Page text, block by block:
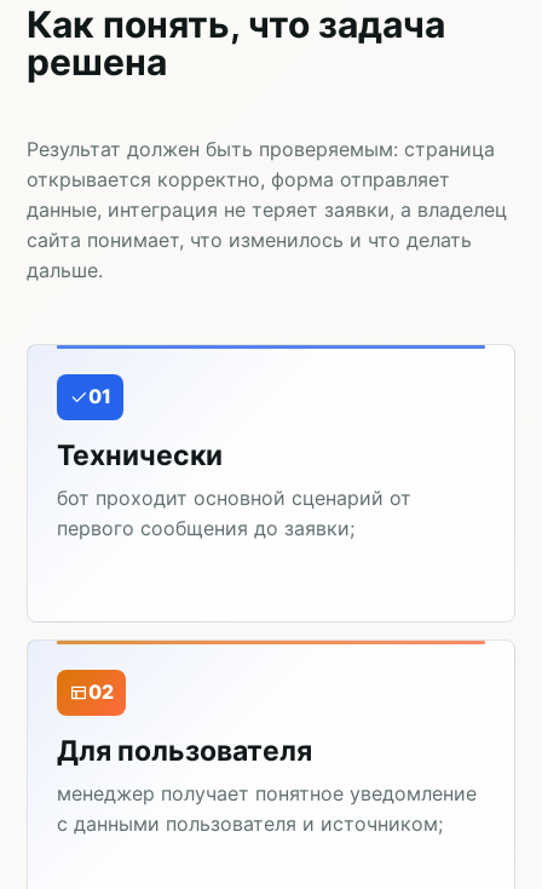
Как понять, что задача
решена
Результат должен быть проверяемым: страница
открывается корректно, форма отправляет
данные, интеграция не теряет заявки, а владелец
сайта понимает, что изменилось и что делать
дальше.
01
Технически
бот проходит основной сценарий от
первого сообщения до заявки;
02
Для пользователя
менеджер получает понятное уведомление
с данными пользователя и источником;